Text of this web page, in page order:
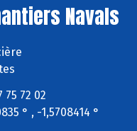
Navals
75 72 02
° , -1,5708414 °